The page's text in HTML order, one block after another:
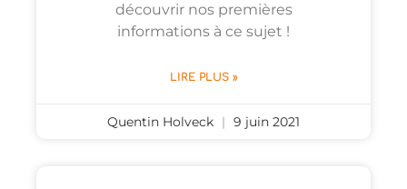
découvrir nos premières
informations à ce sujet !
LIRE PLUS »
Quentin Holveck 9 juin 2021